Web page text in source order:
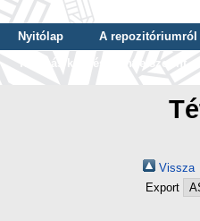
Nyitólap A repozitóriumról
Tallózás képzés szintje szerint
Vissza
Export